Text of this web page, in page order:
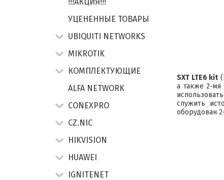
SXT LTE6 kit
а также 2-мя
служить
оборудован
УЦЕНЕННЫЕ ТОВАРЫ
UBIQUITI NETWORKS
MIKROTIK
КОМПЛЕКТУЮЩИЕ
ALFA NETWORK
CONEXPRO
CZ.NIC
HIKVISION
HUAWEI
IGNITENET